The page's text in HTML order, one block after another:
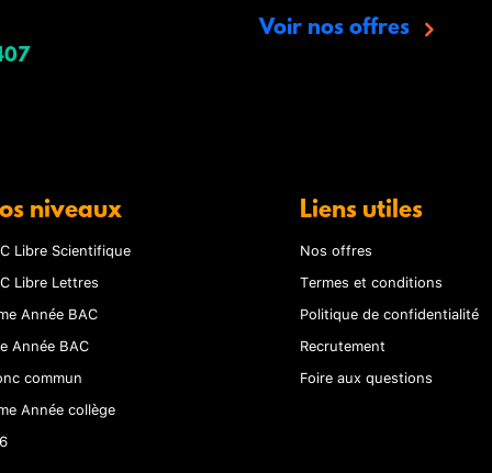
Voir nos offres
niveaux
Libre Scientifique
Libre Lettres
Année BAC
Année BAC
commun
Année collège
Liens utiles
Nos offres
Termes et conditions
Politique de confidentialité
Recrutement
Foire aux questions